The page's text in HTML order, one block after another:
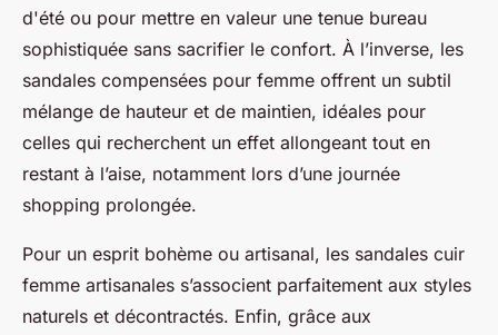
d'été ou pour mettre en valeur une tenue bureau
sophistiquée sans sacrifier le confort. À l’inverse, les
sandales compensées pour femme offrent un subtil
mélange de hauteur et de maintien, idéales pour
celles qui recherchent un effet allongeant tout en
restant à l’aise, notamment lors d’une journée
shopping prolongée.
Pour un esprit bohème ou artisanal, les sandales cuir
femme artisanales s’associent parfaitement aux styles
naturels et décontractés. Enfin, grâce aux